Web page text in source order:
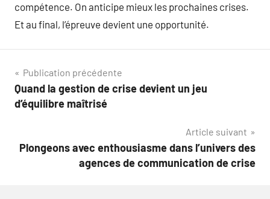
compétence. On anticipe mieux les prochaines crises.
Et au final, l’épreuve devient une opportunité.
Navigation
de
Publication précédente
Quand la gestion de crise devient un jeu
d’équilibre maîtrisé
Article suivant
Plongeons avec enthousiasme dans l’univers des
agences de communication de crise